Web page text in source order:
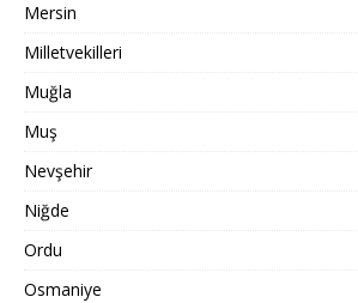
Mersin
Milletvekilleri
Muğla
Muş
Nevşehir
Niğde
Ordu
Osmaniye